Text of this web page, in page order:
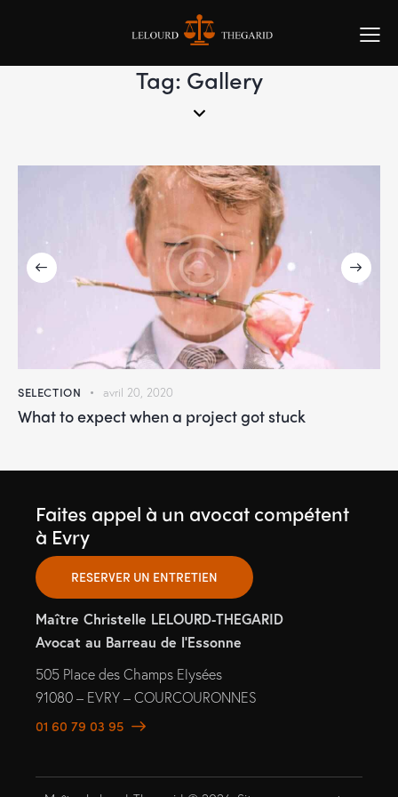
Tag: Gallery
SELECTION avril 20, 2020
What to expect when a project got stuck
Faites appel à un avocat compétent
à Evry
RESERVER UN ENTRETIEN
Maître Christelle LELOURD-THEGARID
Avocat au Barreau de l’Essonne
505 Place des Champs Elysées
91080 – EVRY – COURCOURONNES
01 60 79 03 95